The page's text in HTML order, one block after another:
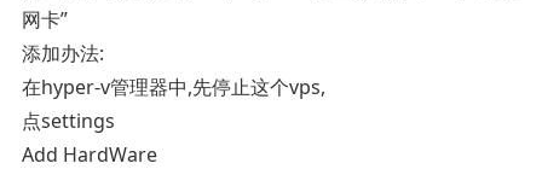
网卡”
添加办法:
在hyper-v管理器中,先停止这个vps,
点settings
Add HardWare